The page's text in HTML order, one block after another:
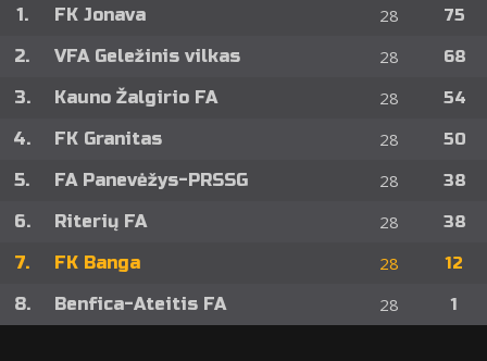
1. FK Jonava 28 75
2. VFA Geležinis vilkas 28 68
3. Kauno Žalgirio FA 28 54
4. FK Granitas 28 50
5. FA Panevėžys-PRSSG 28 38
6. Riterių FA 28 38
7. FK Banga 28 12
8. Benfica-Ateitis FA 28 1